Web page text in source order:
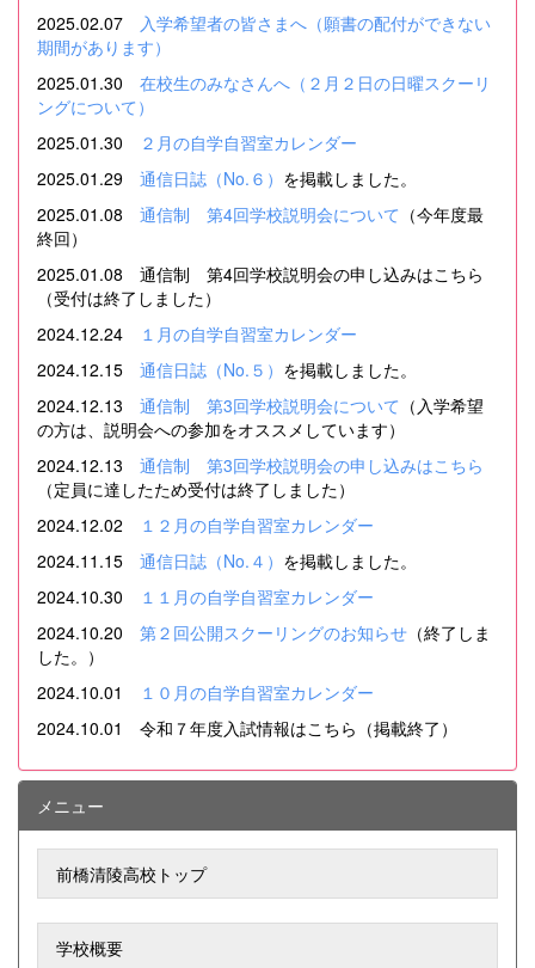
2025.02.07
入学希望者の皆さまへ（願書の配付ができない
期間があります）
2025.01.30 在校生のみなさんへ（２月２日の日曜スクーリ
ングについて）
2025.01.30
２月の自学自習室カレンダー
2025.01.29 通信日誌（No.６） を掲載しました。
2025.01.08 通信制 第4回学校説明会について （今年度最
終回）
2025.01.08 通信制 第4回学校説明会の申し込みはこちら
（受付は終了しました）
2024.12.24
１月の自学自習室カレンダー
2024.12.15 通信日誌（No.５） を掲載しました。
2024.12.13 通信制 第3回学校説明会について （入学希望
の方は、説明会への参加をオススメしています）
2024.12.13 通信制 第3回学校説明会の申し込みはこちら
（定員に達したため受付は終了しました）
2024.12.02
１２月の自学自習室カレンダー
2024.11.15 通信日誌（No.４） を掲載しました。
2024.10.30
１１月の自学自習室カレンダー
2024.10.20 第２回公開スクーリングのお知らせ （終了しま
した。）
2024.10.01
１０月の自学自習室カレンダー
2024.10.01 令和７年度入試情報はこちら（掲載終了）
メニュー
前橋清陵高校トップ
学校概要